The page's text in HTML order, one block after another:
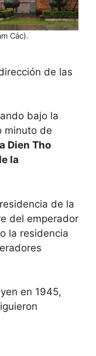
Các).
de las
bajo la
minuto de
Dien Tho
la
de la
del emperador
la residencia
en 1945,